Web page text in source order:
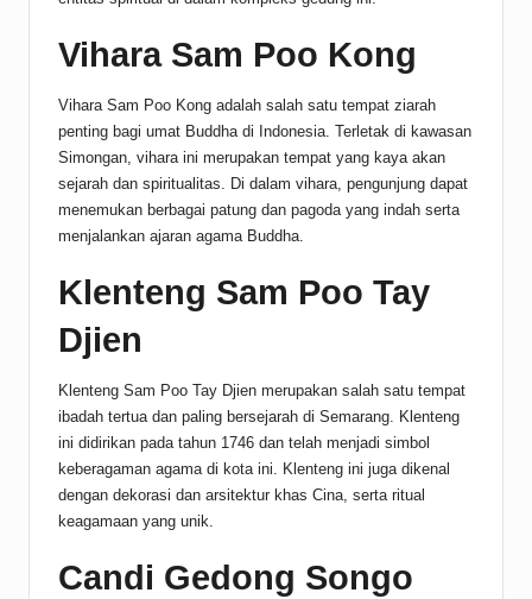
Vihara Sam Poo Kong
Vihara Sam Poo Kong adalah salah satu tempat ziarah
penting bagi umat Buddha di Indonesia. Terletak di kawasan
Simongan, vihara ini merupakan tempat yang kaya akan
sejarah dan spiritualitas. Di dalam vihara, pengunjung dapat
menemukan berbagai patung dan pagoda yang indah serta
menjalankan ajaran agama Buddha.
Klenteng Sam Poo Tay
Djien
Klenteng Sam Poo Tay Djien merupakan salah satu tempat
ibadah tertua dan paling bersejarah di Semarang. Klenteng
ini didirikan pada tahun 1746 dan telah menjadi simbol
keberagaman agama di kota ini. Klenteng ini juga dikenal
dengan dekorasi dan arsitektur khas Cina, serta ritual
keagamaan yang unik.
Candi Gedong Songo